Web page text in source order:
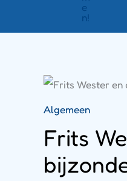
Algemeen
Frits